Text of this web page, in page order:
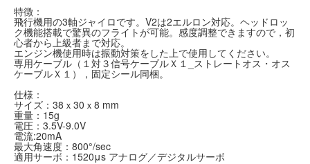
特徴：
飛行機用の3軸ジャイロです。V2は2エルロン対応。ヘッドロッ
ク機能搭載で驚異のフライトが可能。感度調整できますので，初
心者から上級者まで対応。
エンジン機使用時は振動対策をした上で使用してください。
専用ケーブル（１対３信号ケーブルＸ１_ストレートオス・オス
ケーブルＸ１），固定シール同梱。
仕様：
サイズ：38ｘ30ｘ8 mm
重量：15g
電圧：3.5V-9.0V
電流:20mA
最大角速度：800°/sec
適用サーボ：1520μs アナログ／デジタルサーボ